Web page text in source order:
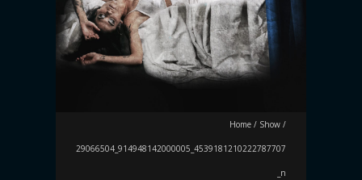
Home / Show /
29066504_914948142000005_4539181210222787707
_n